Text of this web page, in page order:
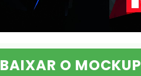
BAIXAR O MOCKUP